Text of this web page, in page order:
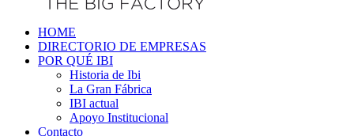
HOME
DIRECTORIO DE EMPRESAS
POR QUÉ IBI
Historia de Ibi
La Gran Fábrica
IBI actual
Apoyo Institucional
Contacto